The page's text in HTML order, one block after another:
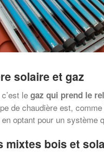
solaire et gaz
le gaz qui prend le
de chaudière est,
en optant pour un système
mixtes bois et